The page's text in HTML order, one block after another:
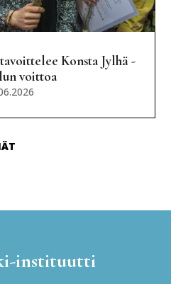
Konsta Jylhä -
voittoa
instituutti